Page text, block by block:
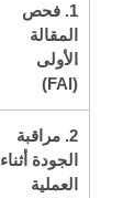
1. فحص
المقالة
الأولى
(FAI)
2. مراقبة
الجودة أثناء
العملية